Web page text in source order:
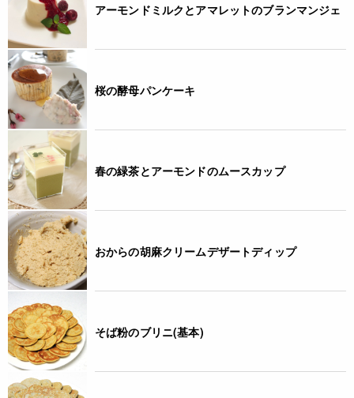
アーモンドミルクとアマレットのブランマンジェ
桜の酵母パンケーキ
春の緑茶とアーモンドのムースカップ
おからの胡麻クリームデザートディップ
そば粉のブリニ(基本)